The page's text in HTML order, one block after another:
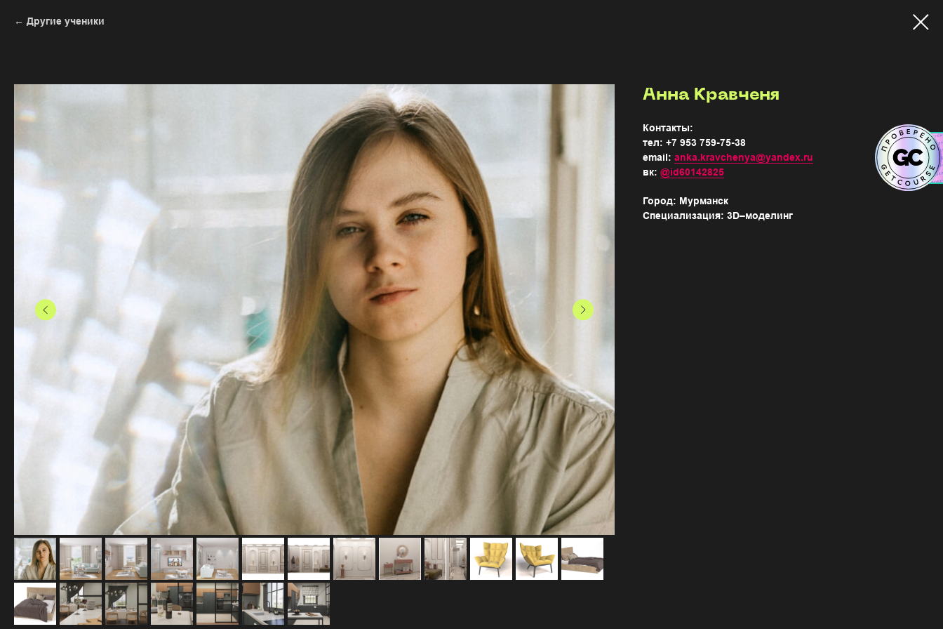
Другие ученики
Анна Кравченя
Контакты:
тел: +7 953 759-75-38
email: anka.kravchenya@yandex.ru
вк: @id60142825
Город: Мурманск
Специализация: 3D–​моделинг